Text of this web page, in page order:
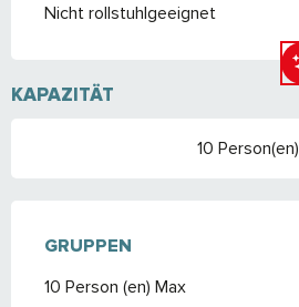
Nicht rollstuhlgeeignet
KAPAZITÄT
10 Person(en)
GRUPPEN
GRUPPEN
10 Person (en) Max